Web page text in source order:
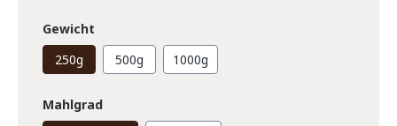
Gewicht
250g
500g 1000g
Mahlgrad